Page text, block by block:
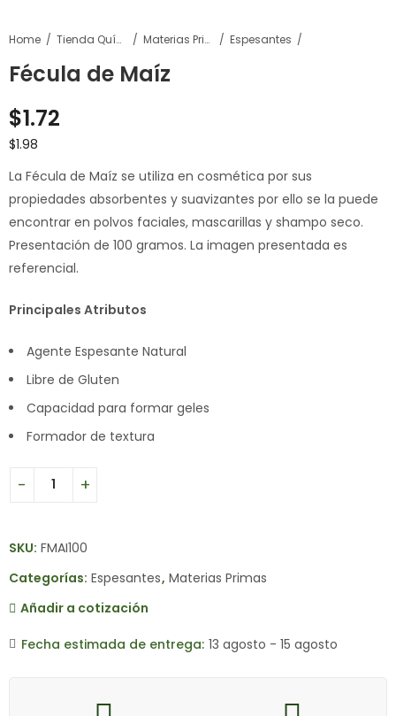
Home Tienda Química Materias Primas Espesantes
Fécula de Maíz
$1.72
$1.98
La Fécula de Maíz se utiliza en cosmética por sus
propiedades absorbentes y suavizantes por ello se la puede
encontrar en polvos faciales, mascarillas y shampo seco.
Presentación de 100 gramos. La imagen presentada es
referencial.
Principales Atributos
Agente Espesante Natural
Libre de Gluten
Capacidad para formar geles
Formador de textura
SKU: FMAI100
Categorías: Espesantes, Materias Primas
Añadir a cotización
Fecha estimada de entrega: 13 agosto - 15 agosto